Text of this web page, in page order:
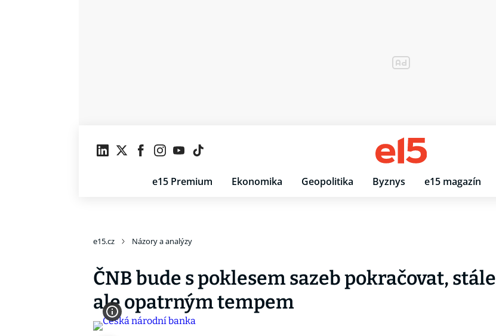
e15 Premium Ekonomika Geopolitika Byznys e15 magazín
e15.cz Názory a analýzy
ČNB bude s poklesem sazeb pokračovat, stále
ale opatrným tempem